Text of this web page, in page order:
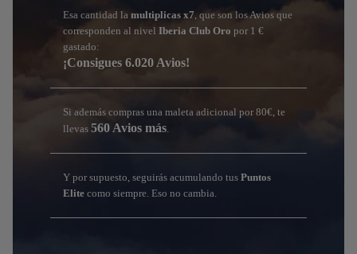
Esa cantidad lamultiplicas x7, que son los Avios que
corresponden al nivelIberia Club Oro por 1 €
gastado:
¡Consigues 6.020 Avios!
Si además compras una maleta adicional por 80€, te
llevas560 Avios más.
Y por supuesto, seguirás acumulando tusPuntos
Elite como siempre. Eso no cambia.